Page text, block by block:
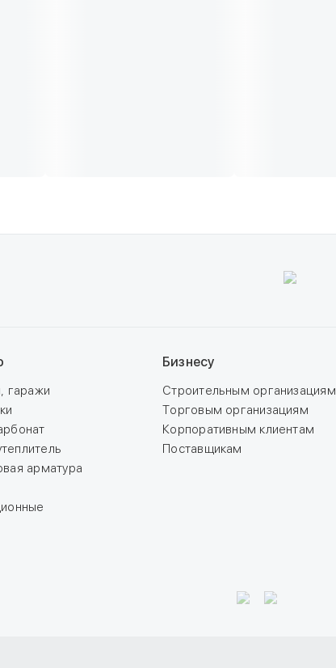
гаражи
арматура
Бизнесу
Строительным организациям
Торговым организациям
Корпоративным клиентам
Поставщикам